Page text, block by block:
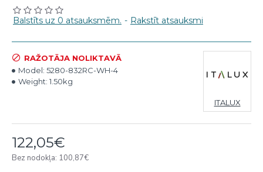
Balstīts uz 0 atsauksmēm. - Rakstīt atsauksmi
122,05€
Bez nodokļa: 100,87€
RAŽOTĀJA NOLIKTAVĀ
Model: 5280-832RC-WH-4
Weight: 1.50kg
ITALUX